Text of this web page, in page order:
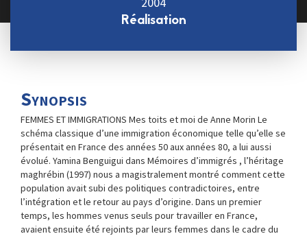
Réalisation
Synopsis
FEMMES ET IMMIGRATIONS Mes toits et moi de Anne Morin Le
schéma classique d’une immigration économique telle qu’elle se
présentait en France des années 50 aux années 80, a lui aussi
évolué. Yamina Benguigui dans Mémoires d’immigrés , l’héritage
maghrébin (1997) nous a magistralement montré comment cette
population avait subi des politiques contradictoires, entre
l’intégration et le retour au pays d’origine. Dans un premier
temps, les hommes venus seuls pour travailler en France,
avaient ensuite été rejoints par leurs femmes dans le cadre du